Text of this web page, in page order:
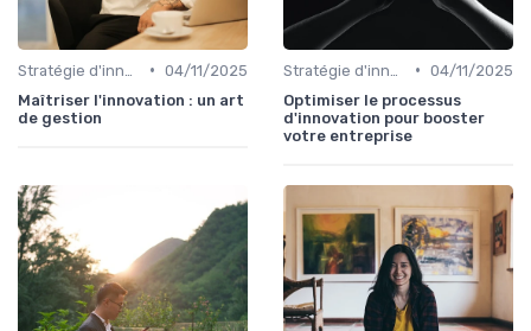
• 04/11/2025
Maîtriser l'innovation : un art
de gestion
• 04/11/2025
Optimiser le processus
d'innovation pour booster
votre entreprise